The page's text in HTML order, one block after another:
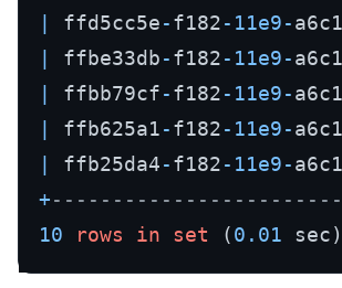
ffd5cc5e-f182-11e9-a6c1
ffbe33db-f182-11e9-a6c1
ffbb79cf-f182-11e9-a6c1
ffb625a1-f182-11e9-a6c1
ffb25da4-f182-11e9-a6c1
+
10
rows in set (0.01 sec)